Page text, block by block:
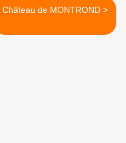
Château de MONTROND >